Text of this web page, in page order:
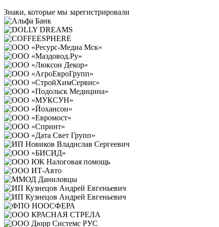
Знаки, которые мы зарегистрировали